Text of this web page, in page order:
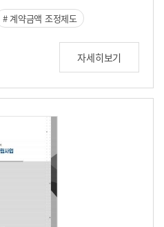
계약금액 조정제도
자세히보기